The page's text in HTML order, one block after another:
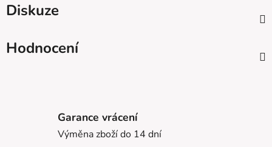
Diskuze
Hodnocení
Garance vrácení
Výměna zboží do 14 dní